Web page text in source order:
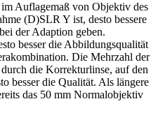
Auflagemaß von Objektiv des
(D)SLR Y ist, desto bessere
der Adaption geben.
besser die Abbildungsqualität
Die Mehrzahl der
die Korrekturlinse, auf den
besser die Qualität. Als längere
das 50 mm Normalobjektiv